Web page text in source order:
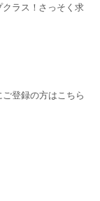
ラス！さっそく求
ご登録の方はこちら